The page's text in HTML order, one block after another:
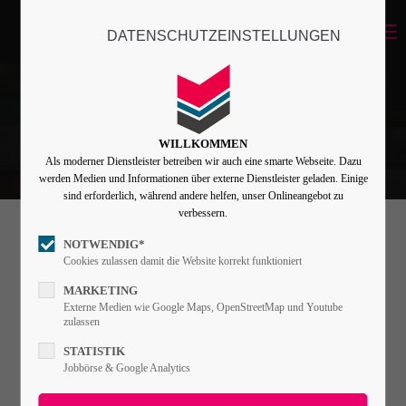
Passwort
Angemeldet bleiben
Anmelden
Register
Menu
Events - Timeline
Lorem ipsum dolor sit amet,
consectetuer adipiscing elit. Aenean
commodo ligula eget dolor. Aenean
massa.
DATENSCHUTZEINSTELLUNGEN
WILLKOMMEN
Als moderner Dienstleister betreiben wir auch eine smarte Webseite. Dazu
werden Medien und Informationen über externe Dienstleister geladen. Einige
sind erforderlich, während andere helfen, unser Onlineangebot zu
verbessern.
NOTWENDIG*
Cookies zulassen damit die Website korrekt funktioniert
MARKETING
Externe Medien wie Google Maps, OpenStreetMap und Youtube
zulassen
STATISTIK
Jobbörse & Google Analytics